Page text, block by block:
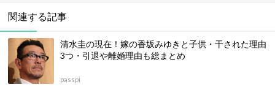
関連する記事
清水圭の現在！嫁の香坂みゆきと子供・干された理由
3つ・引退や離婚理由も総まとめ
passpi